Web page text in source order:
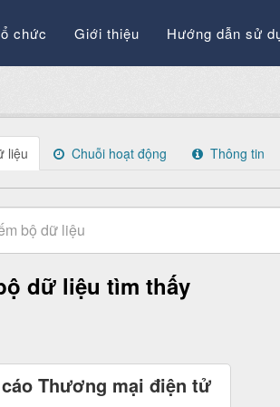
chức Giới thiệu Hướng dẫn sử
liệu Chuỗi hoạt động Thông tin
dữ liệu tìm thấy
Thương mại điện tử